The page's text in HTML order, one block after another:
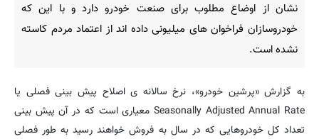
نشان از اوضاع مطلوب برای صنعت خودرو دارد و با این که
خودروسازان فراخوان های میلیونی داده اند از اعتماد مردم کاسته
نشده است.
به گزارش «پرشین خودرو»، نرخ سالانه ی اصلاح پیش بینی فصلی یا
Seasonally Adjusted Annual Rate معیاری است که در آن پیش بینی
تعداد کل خودروهایی که در سال به فروش خواهند رسید به طور فصلی